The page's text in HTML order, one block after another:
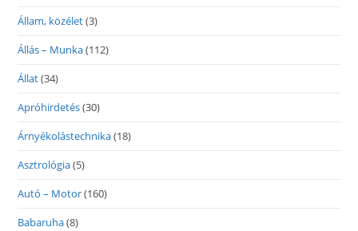
Állam, közélet(3)
Állás – Munka(112)
Állat(34)
Apróhirdetés(30)
Árnyékolástechnika(18)
Asztrológia(5)
Autó – Motor(160)
Babaruha(8)